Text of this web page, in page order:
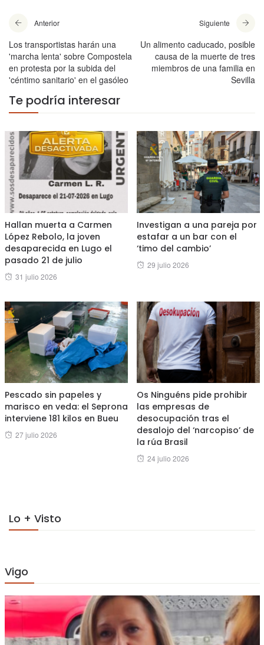
Anterior
Los transportistas harán una
'marcha lenta' sobre Compostela
en protesta por la subida del
'céntimo sanitario' en el gasóleo
Siguiente
Un alimento caducado, posible
causa de la muerte de tres
miembros de una familia en
Sevilla
Te podría interesar
Hallan muerta a Carmen
López Rebolo, la joven
desaparecida en Lugo el
pasado 21 de julio
Posted
31 julio 2026
Investigan a una pareja por
estafar a un bar con el
‘timo del cambio’
Posted
29 julio 2026
Pescado sin papeles y
marisco en veda: el Seprona
interviene 181 kilos en Bueu
Posted
27 julio 2026
Os Ninguéns pide prohibir
las empresas de
desocupación tras el
desalojo del ‘narcopiso’ de
la rúa Brasil
Posted
24 julio 2026
Lo + Visto
Vigo